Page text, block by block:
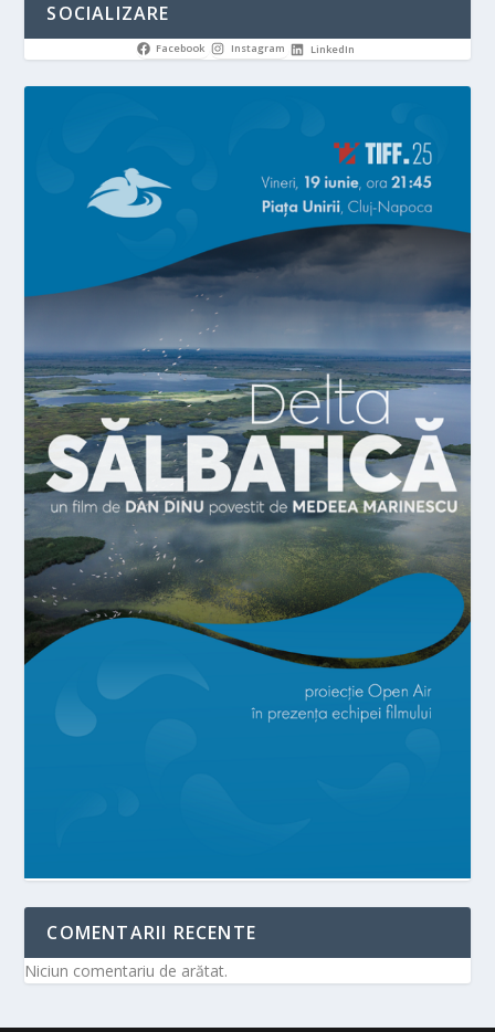
SOCIALIZARE
Facebook Instagram LinkedIn
COMENTARII RECENTE
Niciun comentariu de arătat.